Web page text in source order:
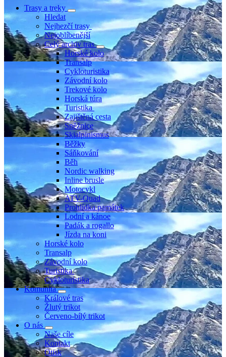
Trasy a treky
Hledat
Nejhezčí trasy
Nejoblíbenější
Celý archiv tras
Horské kolo
Transalp
Cykloturistika
Závodní kolo
Trekové kolo
Horská túra
Turistika
Zajištěná cesta
Sněžnice
Skialpinismus
Běžky
Sáňkování
Běh
Nordic walking
Inline brusle
Motocykl
ATV-Quad
Prohlídka památek
Lodní a kánoe
Padák a rogallo
Jízda na koni
Horské kolo
Transalp
Závodní kolo
Turistika
Cykloturistika
Komunita
Králové tras
Žlutý trikot
Červeno-bílý trikot
O nás
Naše cíle
Kontakt
Otisk